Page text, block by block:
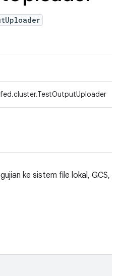
ke sistem file lokal, GCS,